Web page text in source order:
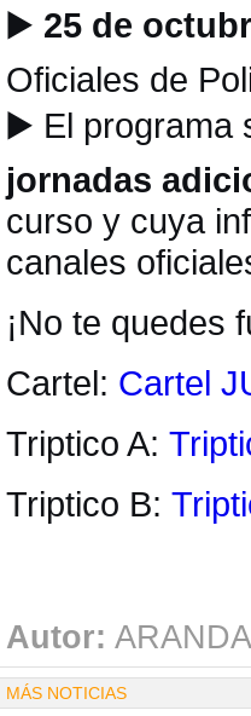
▶️ 25 de
Oficiales de
▶️ El programa
jornadas
curso y cuya
canales
¡No te quedes
Cartel: Cartel
Triptico A:
Triptico B:
Autor:
MÁS NOTICIAS